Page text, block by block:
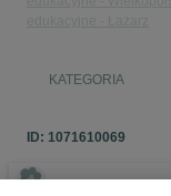
- Aloha he
- Czarny baranie
- Dwa malutkie misie
KATEGORIA
ID: 1071610069